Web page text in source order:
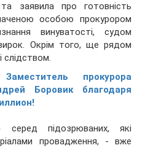
заявила про готовність
особою прокурором
винуватості, судом
Окрім того, ще рядом
слідством.
Заместитель прокурора
Боровик благодаря
підозрюваних, які
провадження, - вже